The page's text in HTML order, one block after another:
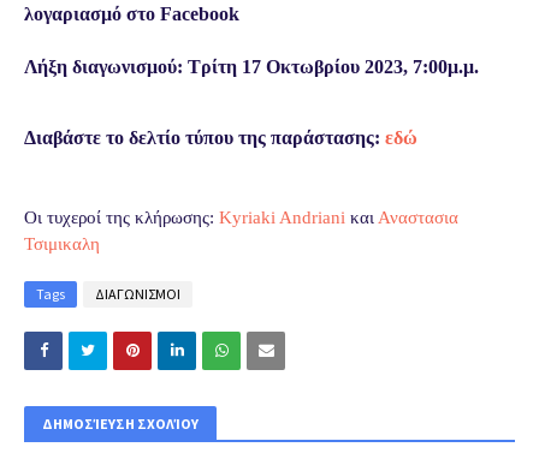
λογαριασμό στο Facebook
Λήξη διαγωνισμού: Τρίτη 17 Οκτωβρίου 2023, 7:00μ.μ.
Διαβάστε το δελτίο τύπου της παράστασης: εδώ
Οι τυχεροί της κλήρωσης: Kyriaki Andriani και Αναστασια
Τσιμικαλη
Tags ΔΙΑΓΩΝΙΣΜΟΙ
ΔΗΜΟΣΊΕΥΣΗ ΣΧΟΛΊΟΥ